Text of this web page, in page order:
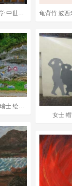
纹章 岩石表面 Chessiloch 瑞士 绘画 壁画 墙 历史的
女士